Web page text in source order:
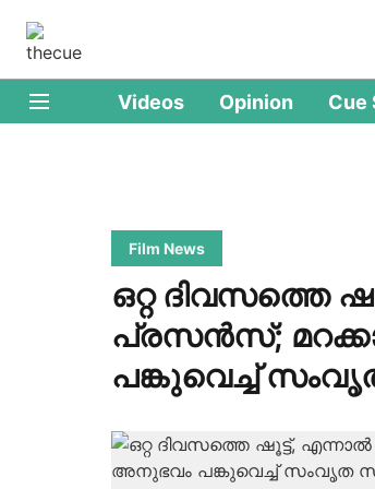
Videos Opinion Cue
Film News
ഒറ്റ ദിവസത്തെ
പ്രസന്‍സ്;
പങ്കുവെച്ച്